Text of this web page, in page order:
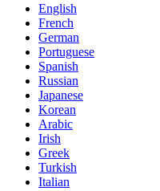
English
French
German
Portuguese
Spanish
Russian
Japanese
Korean
Arabic
Irish
Greek
Turkish
Italian